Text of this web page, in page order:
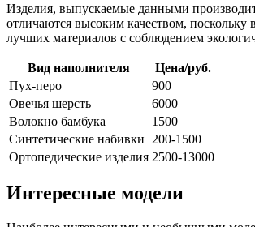
Изделия, выпускаемые данными
отличаются высоким качеством,
лучших материалов с соблюдением
Вид наполнителя
Цена/руб.
Пух-перо
900
Овечья шерсть
6000
Волокно бамбука
1500
Синтетические набивки
200-1500
Ортопедические изделия 2500-13000
Интересные модели